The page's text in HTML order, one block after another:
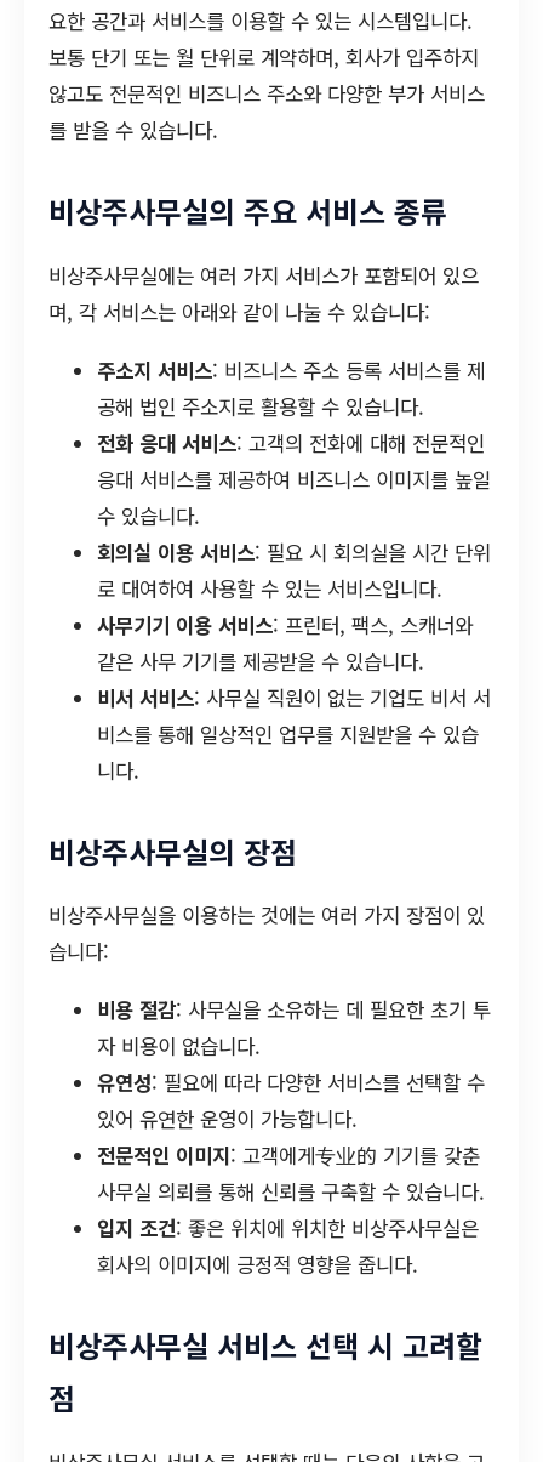
요한 공간과 서비스를 이용할 수 있는 시스템입니다.
보통 단기 또는 월 단위로 계약하며, 회사가 입주하지
않고도 전문적인 비즈니스 주소와 다양한 부가 서비스
를 받을 수 있습니다.
비상주사무실의 주요 서비스 종류
비상주사무실에는 여러 가지 서비스가 포함되어 있으
며, 각 서비스는 아래와 같이 나눌 수 있습니다:
주소지 서비스: 비즈니스 주소 등록 서비스를 제
공해 법인 주소지로 활용할 수 있습니다.
전화 응대 서비스: 고객의 전화에 대해 전문적인
응대 서비스를 제공하여 비즈니스 이미지를 높일
수 있습니다.
회의실 이용 서비스: 필요 시 회의실을 시간 단위
로 대여하여 사용할 수 있는 서비스입니다.
사무기기 이용 서비스: 프린터, 팩스, 스캐너와
같은 사무 기기를 제공받을 수 있습니다.
비서 서비스: 사무실 직원이 없는 기업도 비서 서
비스를 통해 일상적인 업무를 지원받을 수 있습
니다.
비상주사무실의 장점
비상주사무실을 이용하는 것에는 여러 가지 장점이 있
습니다:
비용 절감: 사무실을 소유하는 데 필요한 초기 투
자 비용이 없습니다.
유연성: 필요에 따라 다양한 서비스를 선택할 수
있어 유연한 운영이 가능합니다.
전문적인 이미지: 고객에게专业的 기기를 갖춘
사무실 의뢰를 통해 신뢰를 구축할 수 있습니다.
입지 조건: 좋은 위치에 위치한 비상주사무실은
회사의 이미지에 긍정적 영향을 줍니다.
비상주사무실 서비스 선택 시 고려할
점